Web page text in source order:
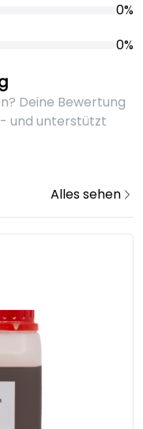
0%
0%
Deine Bewertung
und unterstützt
Alles sehen